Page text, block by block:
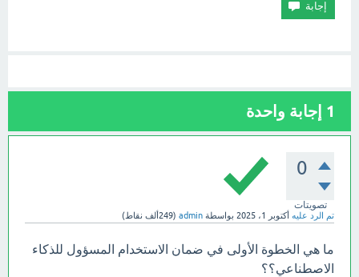
1 إجابة واحدة
0
تصويتات
تم الرد عليه أكتوبر 1، 2025 بواسطة admin
(249ألف نقاط)
ما هي الخطوة الأولى في ضمان الاستخدام المسؤول للذكاء
الاصطناعي؟؟